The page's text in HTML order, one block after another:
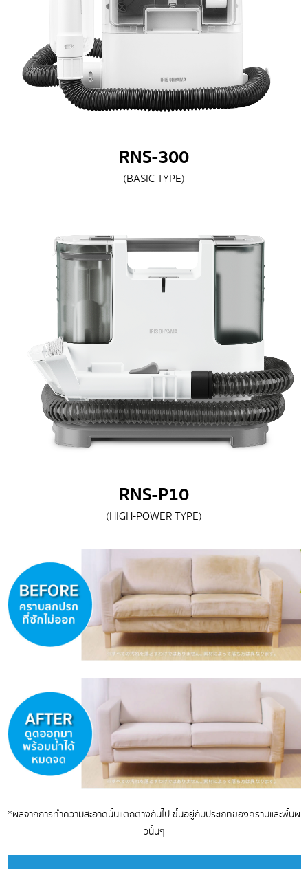
RNS-300
(BASIC TYPE)
RNS-P10
(HIGH-POWER TYPE)
*ผลจากการทำความสะอาดนั้นแตกต่างกันไป ขึ้นอยู่กับประเภทของคราบและพื้นผิ
วนั้นๆ